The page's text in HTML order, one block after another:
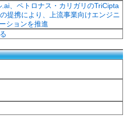
.ai、ペトロナス・カリガリのTriCipta
提携により、上流事業向けエンジニ
ションを推進